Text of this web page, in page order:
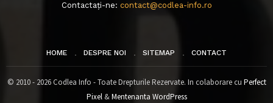
Contactați-ne: contact@codlea-info.ro
HOME DESPRE NOI SITEMAP CONTACT
© 2010 - 2026 Codlea Info - Toate Drepturile Rezervate. In colaborare cu Perfect
Pixel&Mentenanta WordPress